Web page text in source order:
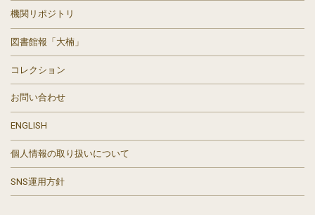
機関リポジトリ
図書館報「大楠」
コレクション
お問い合わせ
ENGLISH
個人情報の取り扱いについて
SNS運用方針